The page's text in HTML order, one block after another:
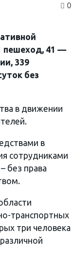
0
пешеход, 41 —
339
без
в движении
в
сотрудниками
без права
транспортных
три человека